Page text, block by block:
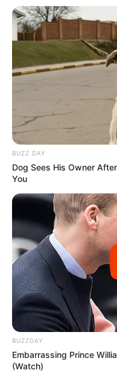
BUZZ DAY
Dog Sees His Owner
You
BUZZDAY
Embarrassing Prince
(Watch)